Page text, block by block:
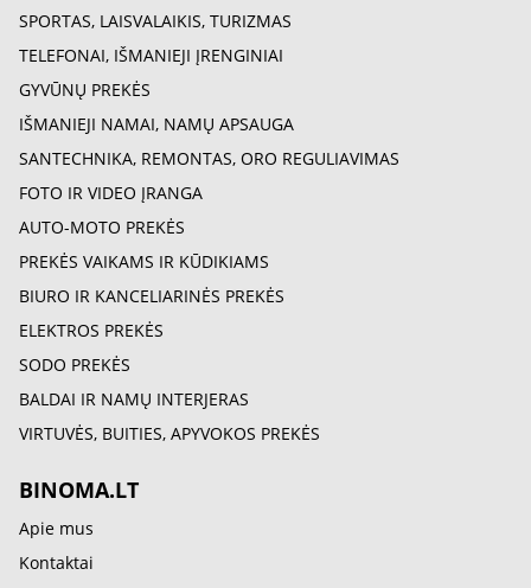
SPORTAS, LAISVALAIKIS, TURIZMAS
TELEFONAI, IŠMANIEJI ĮRENGINIAI
GYVŪNŲ PREKĖS
IŠMANIEJI NAMAI, NAMŲ APSAUGA
SANTECHNIKA, REMONTAS, ORO REGULIAVIMAS
FOTO IR VIDEO ĮRANGA
AUTO-MOTO PREKĖS
PREKĖS VAIKAMS IR KŪDIKIAMS
BIURO IR KANCELIARINĖS PREKĖS
ELEKTROS PREKĖS
SODO PREKĖS
BALDAI IR NAMŲ INTERJERAS
VIRTUVĖS, BUITIES, APYVOKOS PREKĖS
BINOMA.LT
Apie mus
Kontaktai